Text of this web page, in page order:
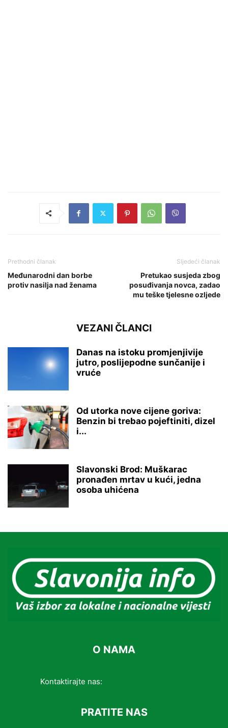
Prethodni članak
Međunarodni dan borbe
protiv nasilja nad ženama
Sljedeći članak
Pretukao susjeda zbog
posuđivanja novca, zadao
mu teške tjelesne ozljede
VEZANI ČLANCI
Danas na istoku promjenjivije
jutro, poslijepodne sunčanije i
vruće
Od utorka nove cijene goriva:
Benzin bi trebao pojeftiniti, dizel
i...
Slavonski Brod: Muškarac
pronađen mrtav u kući, jedna
osoba uhićena
O NAMA
Kontaktirajte nas:
PRATITE NAS